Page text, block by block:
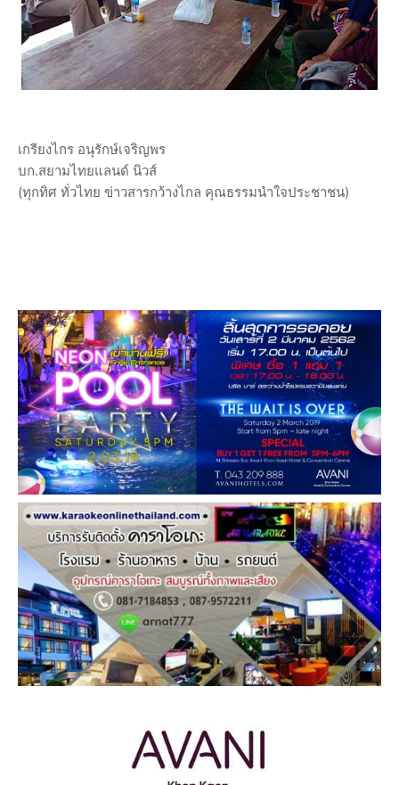
เกรียงไกร อนุรักษ์เจริญพร
บก.สยามไทยแลนด์ นิวส์
(ทุกทิศ ทั่วไทย ข่าวสารกว้างไกล คุณธรรมนำใจประชาชน)